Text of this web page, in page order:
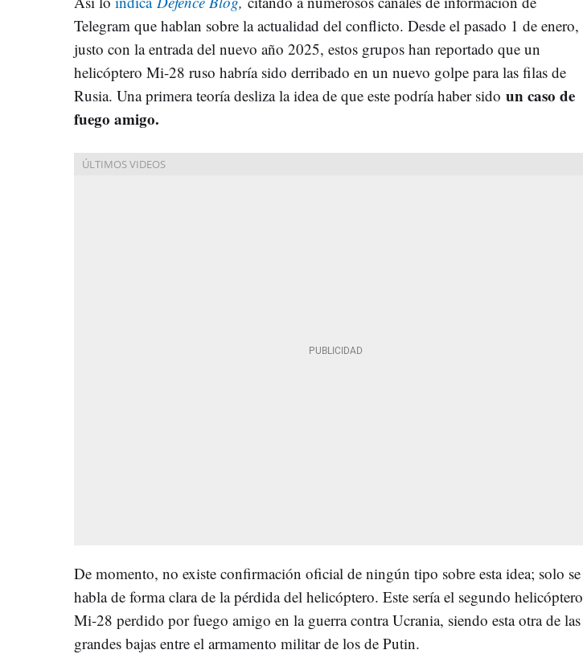
Telegram que hablan sobre la actualidad del conflicto. Desde el pasado 1 de enero,
justo con la entrada del nuevo año 2025, estos grupos han reportado que un
helicóptero Mi-28 ruso habría sido derribado en un nuevo golpe para las filas de
Rusia. Una primera teoría desliza la idea de que este podría haber sido un caso de
fuego amigo.
De momento, no existe confirmación oficial de ningún tipo sobre esta idea; solo se
habla de forma clara de la pérdida del helicóptero. Este sería el segundo helicóptero
Mi-28 perdido por fuego amigo en la guerra contra Ucrania, siendo esta otra de las
grandes bajas entre el armamento militar de los de Putin.